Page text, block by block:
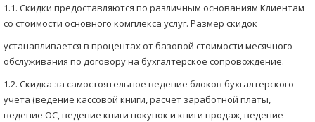
1.1. Скидки предоставляются по различным основаниям Клиентам
со стоимости основного комплекса услуг. Размер скидок
устанавливается в процентах от базовой стоимости месячного
обслуживания по договору на бухгалтерское сопровождение.
1.2. Скидка за самостоятельное ведение блоков бухгалтерского
учета (ведение кассовой книги, расчет заработной платы,
ведение ОС, ведение книги покупок и книги продаж, ведение